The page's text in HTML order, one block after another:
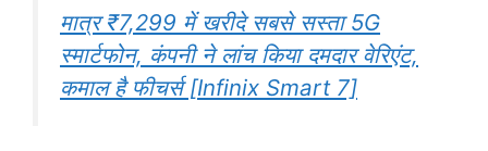
मात्र ₹7,299 में खरीदे सबसे सस्ता 5G
स्मार्टफोन, कंपनी ने लांच किया दमदार वेरिएंट,
कमाल है फीचर्स [Infinix Smart 7]